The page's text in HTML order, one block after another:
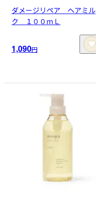
ダメージリペア ヘアミル
ク １００ｍＬ
1,090円